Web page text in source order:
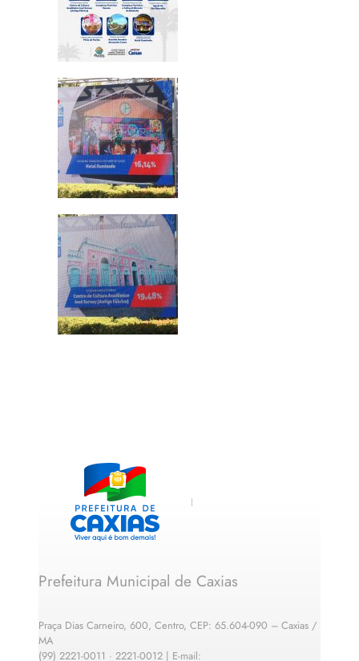
Prefeitura Municipal de Caxias
Praça Dias Carneiro, 600, Centro, CEP: 65.604-090 – Caxias /
MA
(99) 2221-0011 · 2221-0012 | E-mail: